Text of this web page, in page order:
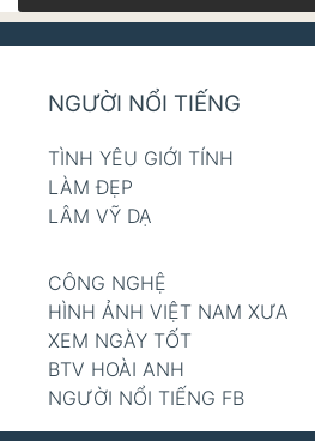
NGƯỜI NỔI TIẾNG
TÌNH YÊU GIỚI TÍNH
LÀM ĐẸP
LÂM VỸ DẠ
CÔNG NGHỆ
HÌNH ẢNH VIỆT NAM XƯA
XEM NGÀY TỐT
BTV HOÀI ANH
NGƯỜI NỔI TIẾNG FB